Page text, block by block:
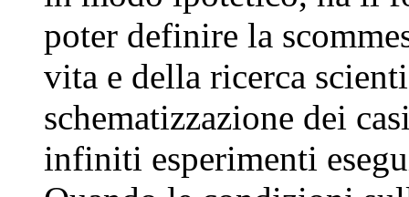
poter definire la
vita e della ricerca
schematizzazione dei
infiniti esperimenti